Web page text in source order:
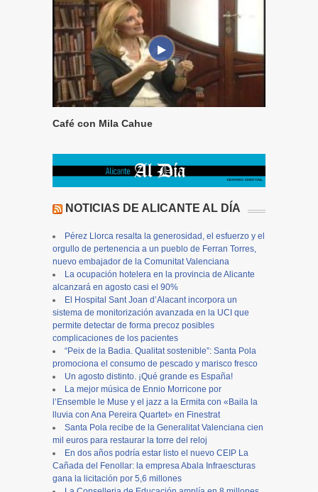
Café con Mila Cahue
NOTICIAS DE ALICANTE AL DÍA
Pérez Llorca resalta la generosidad, el esfuerzo y el
orgullo de pertenencia a un pueblo de Ferran Torres,
nuevo embajador de la Comunitat Valenciana
La ocupación hotelera en la provincia de Alicante
alcanzará en agosto casi el 90%
El Hospital Sant Joan d’Alacant incorpora un
sistema de monitorización avanzada en la UCI que
permite detectar de forma precoz posibles
complicaciones de los pacientes
“Peix de la Badia. Qualitat sostenible”: Santa Pola
promociona el consumo de pescado y marisco fresco
Un agosto distinto. ¡Qué grande es España!
La mejor música de Ennio Morricone por
l’Ensemble le Muse y el jazz a la Ermita con «Baila la
lluvia con Ana Pereira Quartet» en Finestrat
Santa Pola recibe de la Generalitat Valenciana cien
mil euros para restaurar la torre del reloj
En dos años podría estar listo el nuevo CEIP La
Cañada del Fenollar: la empresa Abala Infraescturas
gana la licitación por 5,6 millones